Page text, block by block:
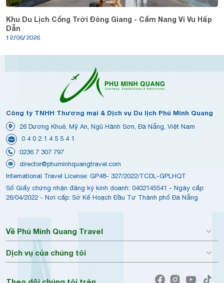
Khu Du Lịch Cổng Trời Đông Giang - Cẩm Nang Vi Vu Hấp
Dẫn
12/06/2026
Công ty TNHH Thương mại & Dịch vụ Du lịch Phú Minh Quang
26 Dương Khuê, Mỹ An, Ngũ Hành Sơn, Đà Nẵng, Việt Nam
0 4 0 2 1 4 5 5 4 1
0236 7 307 797
director@phuminhquangtravel.com
International Travel License: GP48- 327/2022/TCDL-GPLHQT
Số Giấy chứng nhận đăng ký kinh doanh: 0402145541 - Ngày cấp:
26/04/2022 - Nơi cấp: Sở Kế Hoạch Đầu Tư Thành phố Đà Nẵng
Về Phú Minh Quang Travel
Dịch vụ của chúng tôi